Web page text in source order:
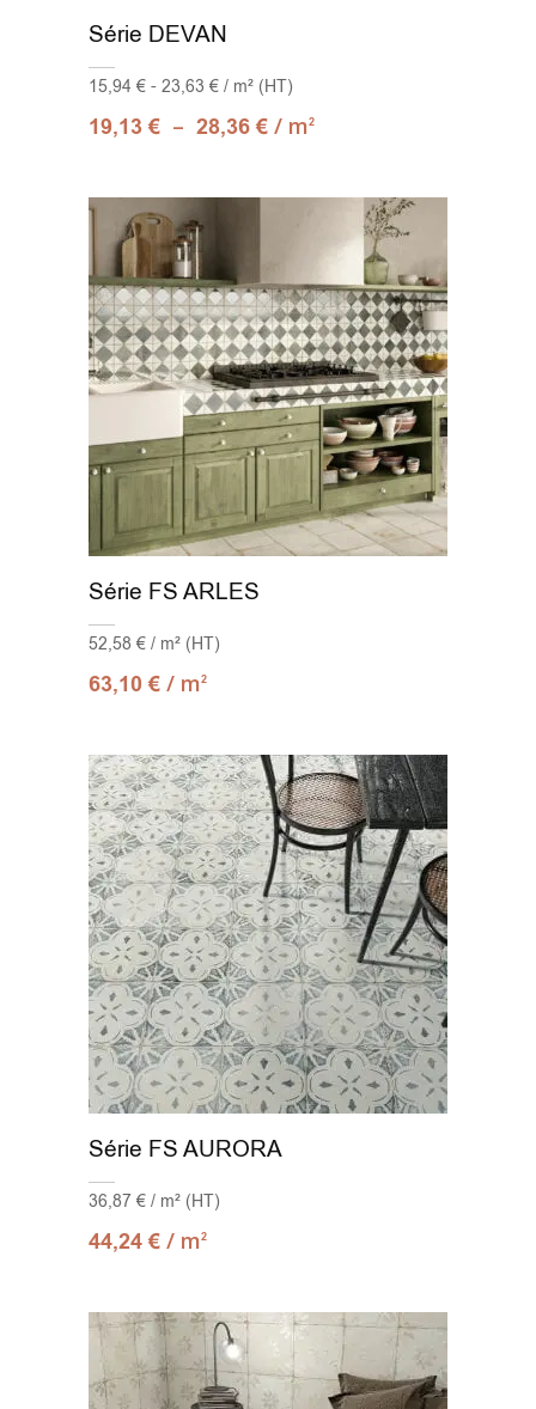
Série DEVAN
15,94 € - 23,63 € / m² (HT)
19,13€ – 28,36€ / m2
Série FS ARLES
52,58 € / m² (HT)
63,10€ / m2
Série FS AURORA
36,87 € / m² (HT)
44,24€ / m2